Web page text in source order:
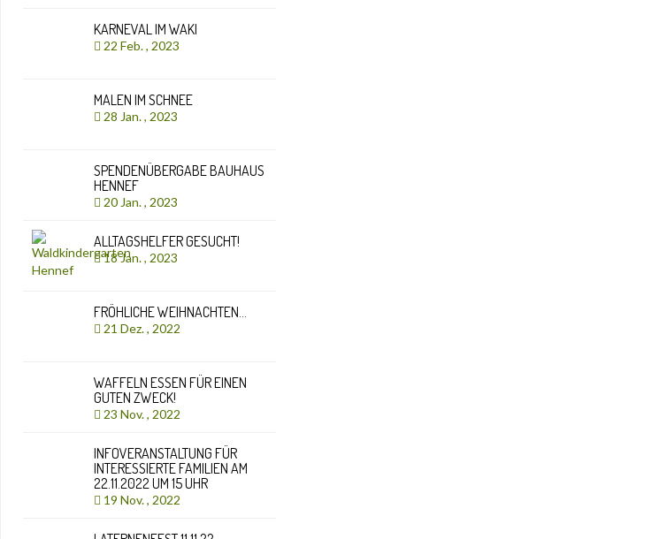
KARNEVAL IM WAKI
22 Feb. , 2023
MALEN IM SCHNEE
28 Jan. , 2023
SPENDENÜBERGABE BAUHAUS
HENNEF
20 Jan. , 2023
ALLTAGSHELFER GESUCHT!
18 Jan. , 2023
FRÖHLICHE WEIHNACHTEN…
21 Dez. , 2022
WAFFELN ESSEN FÜR EINEN
GUTEN ZWECK!
23 Nov. , 2022
INFOVERANSTALTUNG FÜR
INTERESSIERTE FAMILIEN AM
22.11.2022 UM 15 UHR
19 Nov. , 2022